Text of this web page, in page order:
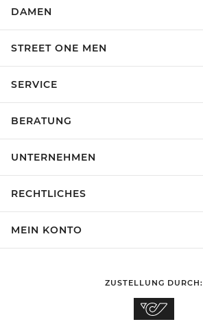
DAMEN
STREET ONE MEN
SERVICE
BERATUNG
UNTERNEHMEN
RECHTLICHES
MEIN KONTO
ZUSTELLUNG DURCH: